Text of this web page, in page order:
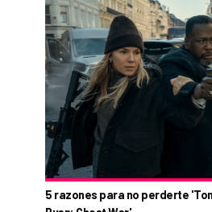
5 razones para no perderte